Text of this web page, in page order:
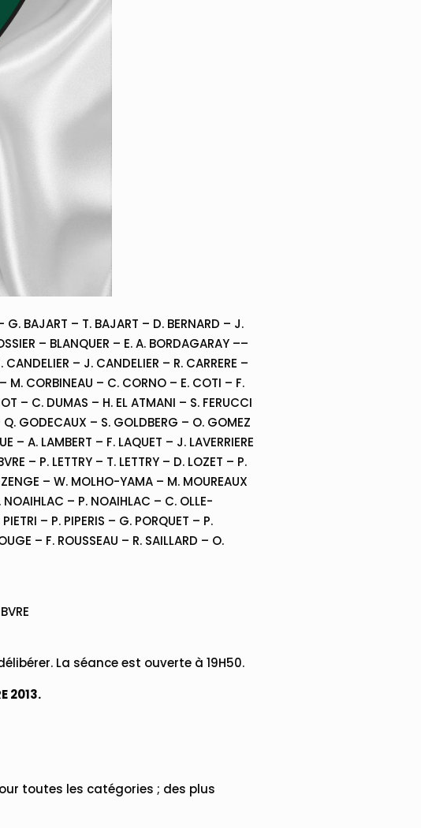
BAJART – T. BAJART – D. BERNARD – J.
– BLANQUER – E. A. BORDAGARAY ––
– J. CANDELIER – R. CARRERE –
M. CORBINEAU – C. CORNO – E. COTI – F.
– C. DUMAS – H. EL ATMANI – S. FERUCCI
GODECAUX – S. GOLDBERG – O. GOMEZ
A. LAMBERT – F. LAQUET – J. LAVERRIERE
– P. LETTRY – T. LETTRY – D. LOZET – P.
– W. MOLHO-YAMA – M. MOUREAUX
– P. NOAIHLAC – C. OLLE-
– P. PIPERIS – G. PORQUET – P.
– F. ROUSSEAU – R. SAILLARD – O.
La séance est ouverte à 19H50.
2013.
toutes les catégories ; des plus